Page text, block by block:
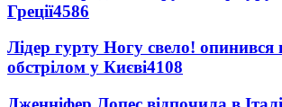
Греції4586
Лідер гурту Ногу свело! опинився
обстрілом у Києві4108